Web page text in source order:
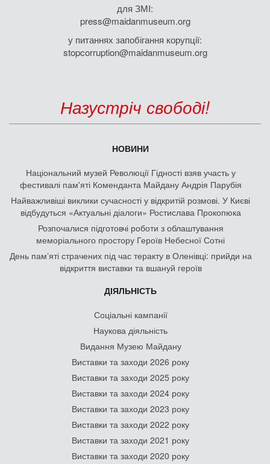
для ЗМІ:
press@maidanmuseum.org
у питаннях запобігання корупції:
stopcorruption@maidanmuseum.org
Назустріч свободі!
НОВИНИ
Національний музей Революції Гідності взяв участь у
фестивалі пам'яті Коменданта Майдану Андрія Парубія
Найважливіші виклики сучасності у відкритій розмові. У Києві
відбудуться «Актуальні діалоги» Ростислава Прокопюка
Розпочалися підготовчі роботи з облаштування
меморіального простору Героїв Небесної Сотні
День памʼяті страчених під час теракту в Оленівці: прийди на
відкриття виставки та вшануй героїв
ДІЯЛЬНІСТЬ
Соціальні кампанії
Наукова діяльність
Видання Музею Майдану
Виставки та заходи 2026 року
Виставки та заходи 2025 року
Виставки та заходи 2024 року
Виставки та заходи 2023 року
Виставки та заходи 2022 року
Виставки та заходи 2021 року
Виставки та заходи 2020 року